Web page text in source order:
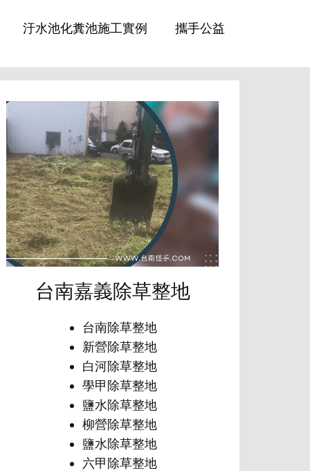
汙水池化糞池施工實例 攜手公益
台南嘉義除草整地
台南除草整地
新營​除草整地
白河​除草整地
學甲​除草整地
鹽水除草整地
柳營​除草整地
鹽水​除草整地
六甲​除草整地